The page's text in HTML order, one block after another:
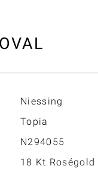
Niessing
Topia
N294055
18 Kt Roségold